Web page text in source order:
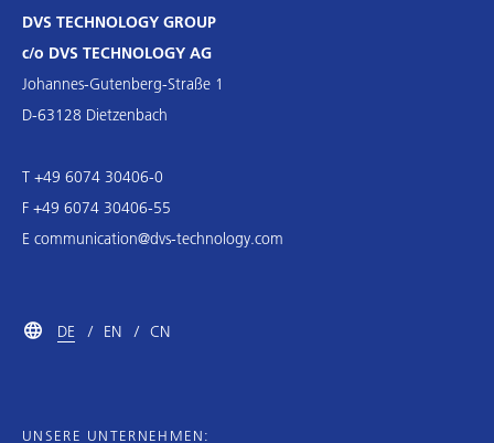
DVS TECHNOLOGY GROUP
c/o DVS TECHNOLOGY AG
Johannes-Gutenberg-Straße 1
D-63128 Dietzenbach
T +49 6074 30406-0
F +49 6074 30406-55
E communication@dvs-technology.com
DE EN CN
UNSERE UNTERNEHMEN: